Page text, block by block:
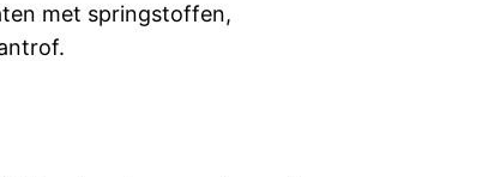
met springstoffen,